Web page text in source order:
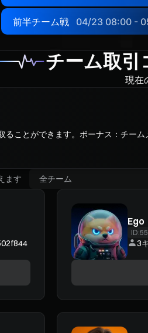
前半チーム戦 04/23 08:00 -
チーム取引
現在
ることができます。ボーナス：チー
ます 全チーム
Ego
ID:
3